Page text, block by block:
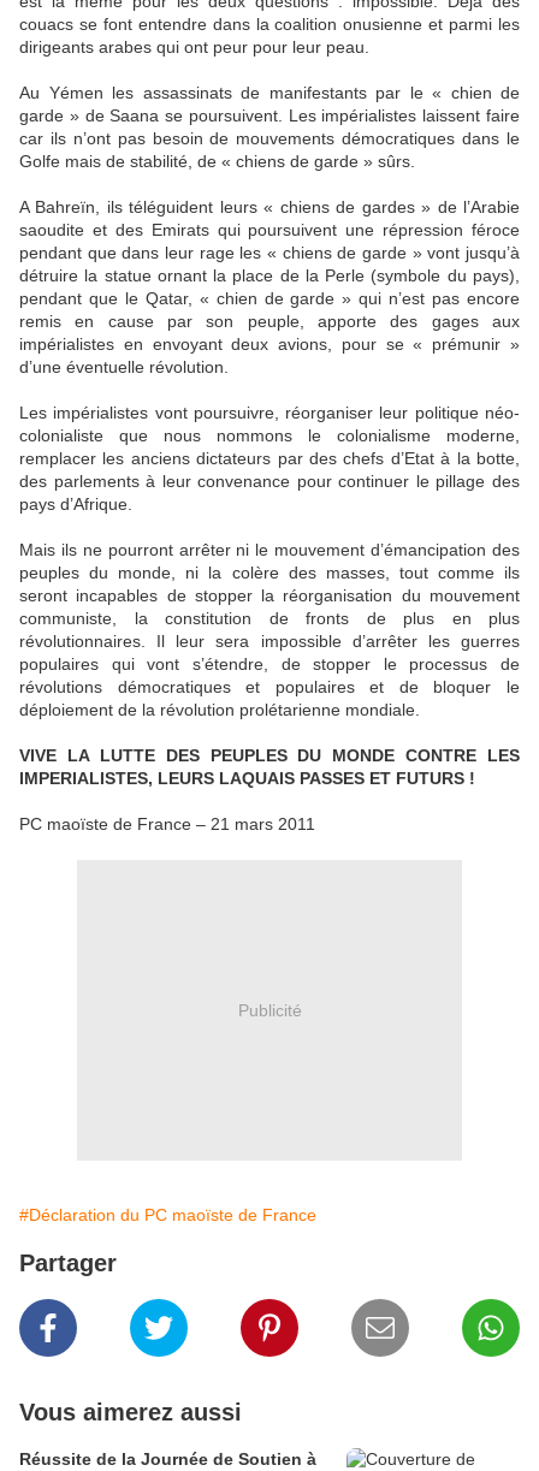
couacs se font entendre dans la coalition onusienne et parmi les
dirigeants arabes qui ont peur pour leur peau.
Au Yémen les assassinats de manifestants par le « chien de
garde » de Saana se poursuivent. Les impérialistes laissent faire
car ils n’ont pas besoin de mouvements démocratiques dans le
Golfe mais de stabilité, de « chiens de garde » sûrs.
A Bahreïn, ils téléguident leurs « chiens de gardes » de l’Arabie
saoudite et des Emirats qui poursuivent une répression féroce
pendant que dans leur rage les « chiens de garde » vont jusqu’à
détruire la statue ornant la place de la Perle (symbole du pays),
pendant que le Qatar, « chien de garde » qui n’est pas encore
remis en cause par son peuple, apporte des gages aux
impérialistes en envoyant deux avions, pour se « prémunir »
d’une éventuelle révolution.
Les impérialistes vont poursuivre, réorganiser leur politique néo-
colonialiste que nous nommons le colonialisme moderne,
remplacer les anciens dictateurs par des chefs d’Etat à la botte,
des parlements à leur convenance pour continuer le pillage des
pays d’Afrique.
Mais ils ne pourront arrêter ni le mouvement d’émancipation des
peuples du monde, ni la colère des masses, tout comme ils
seront incapables de stopper la réorganisation du mouvement
communiste, la constitution de fronts de plus en plus
révolutionnaires. Il leur sera impossible d’arrêter les guerres
populaires qui vont s’étendre, de stopper le processus de
révolutions démocratiques et populaires et de bloquer le
déploiement de la révolution prolétarienne mondiale.
VIVE LA LUTTE DES PEUPLES DU MONDE CONTRE LES
IMPERIALISTES, LEURS LAQUAIS PASSES ET FUTURS !
PC maoïste de France – 21 mars 2011
Publicité
#Déclaration du PC maoïste de France
Partager
Vous aimerez aussi
Réussite de la Journée de Soutien à